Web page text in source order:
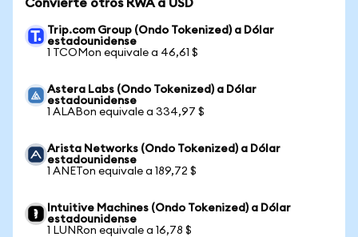
Convierte otros RWA a USD
Trip.com Group (Ondo Tokenized) a Dólar
estadounidense
1 TCOMon equivale a 46,61 $
Astera Labs (Ondo Tokenized) a Dólar
estadounidense
1 ALABon equivale a 334,97 $
Arista Networks (Ondo Tokenized) a Dólar
estadounidense
1 ANETon equivale a 189,72 $
Intuitive Machines (Ondo Tokenized) a Dólar
estadounidense
1 LUNRon equivale a 16,78 $